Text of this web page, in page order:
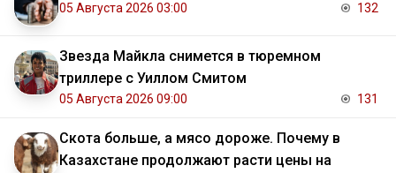
05 Августа 2026 03:00 132
Звезда Майкла снимется в тюремном
триллере с Уиллом Смитом
05 Августа 2026 09:00 131
Скота больше, а мясо дороже. Почему в
Казахстане продолжают расти цены на